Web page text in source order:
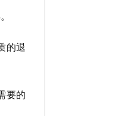
的退
要的